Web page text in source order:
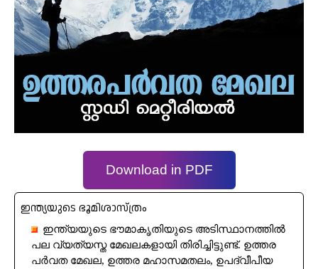
Download in PDF
ഇന്ത്യയുടെ ഭൂമിശാസ്ത്രം
ഇന്ത്യയുടെ ഭൗമാകൃതിയുടെ അടിസ്ഥാനത്തിൽ
പല വ്യത്യസ്ത മേഖലകളായി തിരിച്ചിട്ടുണ്ട്. ഉത്തര
പർവത മേഖല, ഉത്തര മഹാസമതലം, ഉപദ്വീപീയ